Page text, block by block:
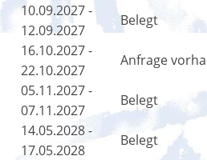
10.09.2027 -
12.09.2027
Belegt
16.10.2027 -
22.10.2027
Anfrage
05.11.2027 -
07.11.2027
Belegt
14.05.2028 -
17.05.2028
Belegt